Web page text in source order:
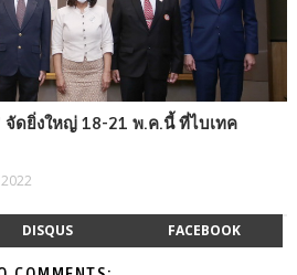
ดยิ่งใหญ่ 18-21 พ.ค.นี้ ที่ไบเทค
DISQUS FACEBOOK